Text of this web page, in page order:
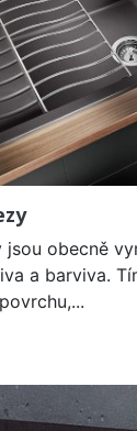
jsou obecně
a barviva.